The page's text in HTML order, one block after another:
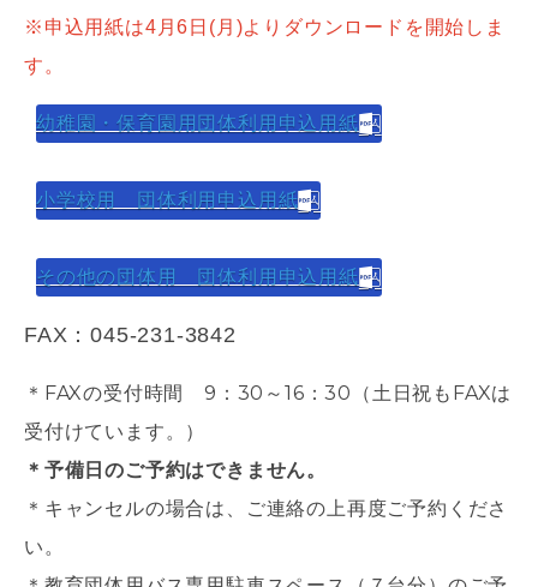
※申込用紙は4月6日(月)よりダウンロードを開始しま
す。
幼稚園・保育園用団体利用申込用紙
小学校用 団体利用申込用紙
その他の団体用 団体利用申込用紙
FAX：045-231-3842
＊FAXの受付時間 9：30～16：30（土日祝もFAXは
受付けています。）
＊予備日のご予約はできません。
＊キャンセルの場合は、ご連絡の上再度ご予約くださ
い。